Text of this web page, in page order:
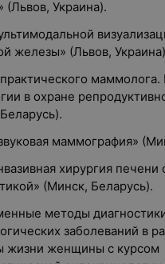
(Львов, Украина).
железы» (Львов,
в охране
маммография»
хирургия печени
(Минск, Беларусь).
методы
заболеваний в
жизни женщины с курсом